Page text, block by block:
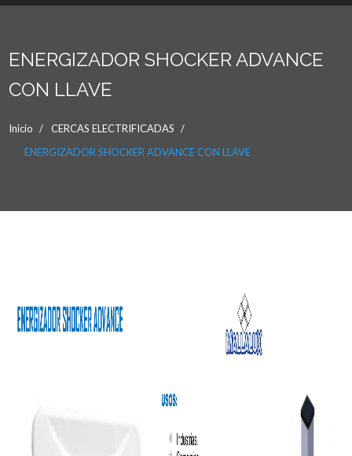
ENERGIZADOR SHOCKER ADVANCE
CON LLAVE
Inicio
CERCAS ELECTRIFICADAS
ENERGIZADOR SHOCKER ADVANCE CON LLAVE